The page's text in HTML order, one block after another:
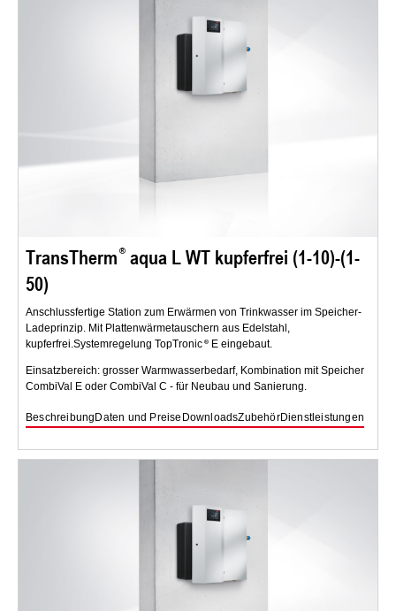
TransTherm aqua L WT kupferfrei (1-10)-(1-
50)
Anschlussfertige Station zum Erwärmen von Trinkwasser im Speicher-
Ladeprinzip. Mit Plattenwärmetauschern aus Edelstahl,
kupferfrei.Systemregelung TopTronic
E eingebaut.
Einsatzbereich: grosser Warmwasserbedarf, Kombination mit Speicher
CombiVal E oder CombiVal C - für Neubau und Sanierung.
BeschreibungDaten und Preise DownloadsZubehörDienstleistungen